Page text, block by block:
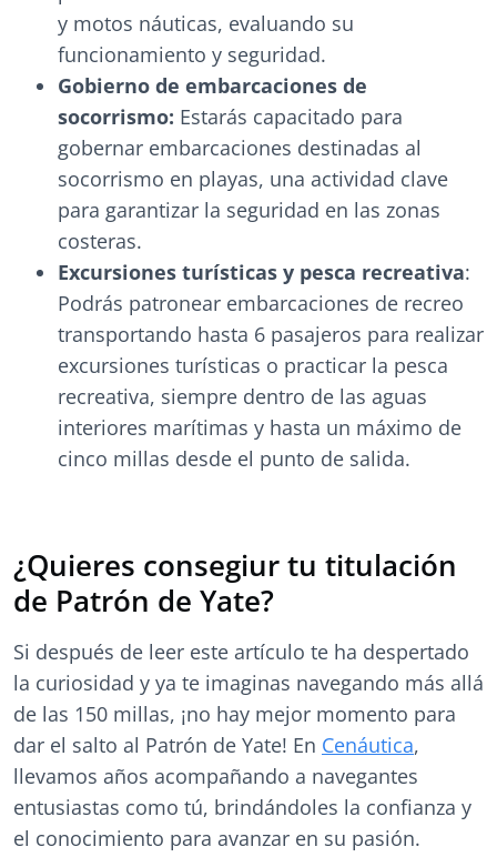
y motos náuticas, evaluando su
funcionamiento y seguridad.
Gobierno de embarcaciones de
socorrismo: Estarás capacitado para
gobernar embarcaciones destinadas al
socorrismo en playas, una actividad clave
para garantizar la seguridad en las zonas
costeras.
Excursiones turísticas y pesca recreativa:
Podrás patronear embarcaciones de recreo
transportando hasta 6 pasajeros para realizar
excursiones turísticas o practicar la pesca
recreativa, siempre dentro de las aguas
interiores marítimas y hasta un máximo de
cinco millas desde el punto de salida.
¿Quieres consegiur tu titulación
de Patrón de Yate?
Si después de leer este artículo te ha despertado
la curiosidad y ya te imaginas navegando más allá
de las 150 millas, ¡no hay mejor momento para
dar el salto al Patrón de Yate! En Cenáutica,
llevamos años acompañando a navegantes
entusiastas como tú, brindándoles la confianza y
el conocimiento para avanzar en su pasión.